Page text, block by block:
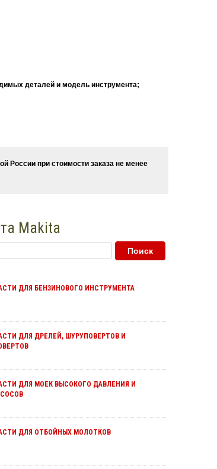
деталей и модель инструмента;
России при стоимости заказа не менее
Makita
ДЛЯ БЕНЗИНОВОГО ИНСТРУМЕНТА
ДЛЯ ДРЕЛЕЙ, ШУРУПОВЕРТОВ И
ДЛЯ МОЕК ВЫСОКОГО ДАВЛЕНИЯ И
ДЛЯ ОТБОЙНЫХ МОЛОТКОВ